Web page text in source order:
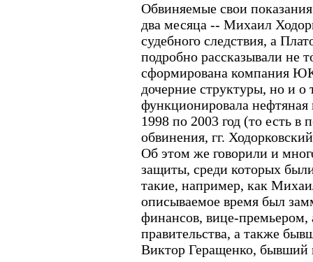
Обвиняемые свои
два месяца -- Михаил
судебного следствия, а
подробно рассказывали не
сформирована компания
дочерние структуры, но и о
функционировала
1998 по 2003 год (то есть в
обвинения, гг.
Об этом же говорили и
защиты, среди которых
такие, например, как
описываемое время был
финансов, вице-премьером,
правительства, а также
Виктор Геращенко, бывший